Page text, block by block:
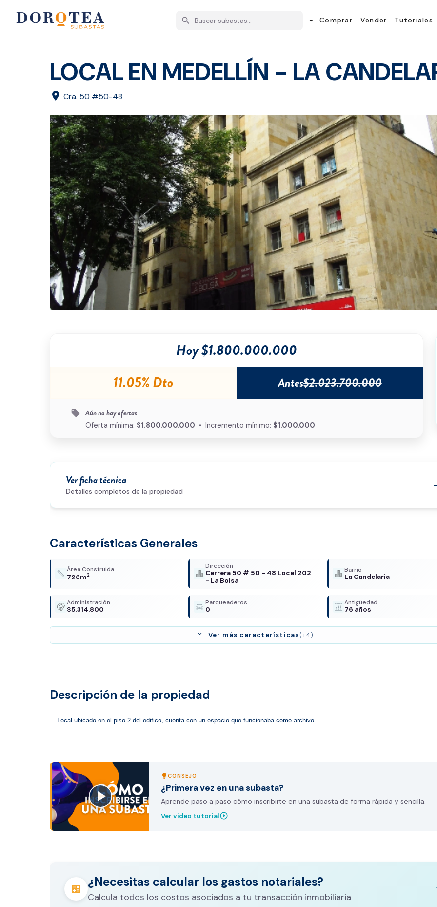
search arrow_drop_down Comprar Vender Tutoriales
LOCAL EN MEDELLÍN - LA
location_on Cra. 50 #50-48
Hoy $1.800.000.000
11.05% Dto
Antes$2.023.700.000
local_offer Aún no hay ofertas
Oferta mínima: $1.800.000.000 • Incremento mínimo: $1.000.000
Ver ficha técnica
Detalles completos de la propiedad
Características Generales
Área Construida
726m2
Dirección
Carrera 50 # 50 - 48 Local 202
- La Bolsa
Barrio
La Candelaria
Administración
$5.314.800
Parqueaderos
0
Antigüedad
76 años
expand_more Ver más características(+4)
Descripción de la propiedad
Local ubicado en el piso 2 del edifico, cuenta con un espacio que funcionaba como archivo
lightbulb CONSEJO
¿Primera vez en una subasta?
Aprende paso a paso cómo inscribirte en una subasta de forma rápida y sencilla.
Ver video tutorialplay_circle_outline
calculate ¿Necesitas calcular los gastos notariales?
Calcula todos los costos asociados a tu transacción inmobiliaria